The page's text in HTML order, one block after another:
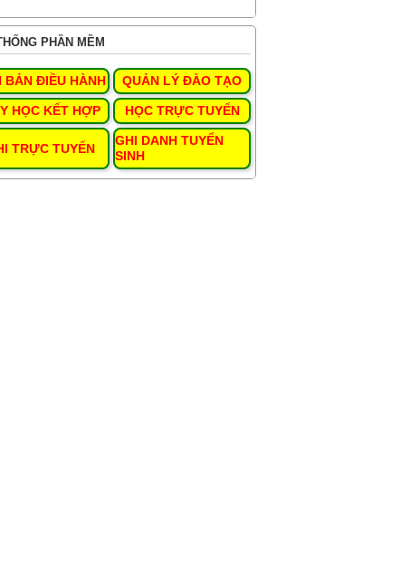
PHẦN MỀM
BẢN ĐIỀU HÀNH QUẢN LÝ ĐÀO TẠO
HỌC KẾT HỢP HỌC TRỰC TUYẾN
TRỰC TUYẾN
GHI DANH TUYỂN
SINH